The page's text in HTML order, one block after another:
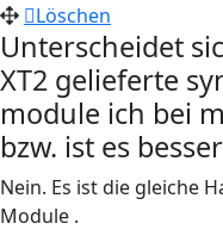
Löschen
Unterscheidet
XT2 gelieferte
module ich bei
bzw. ist es
Nein. Es ist die gleiche
Module .